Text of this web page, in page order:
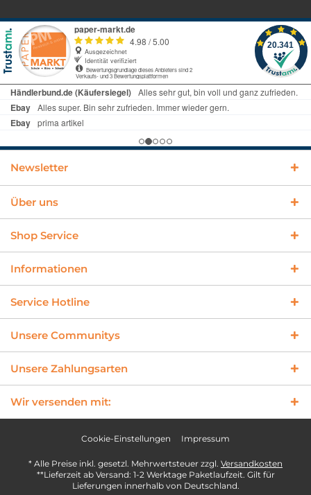
Newsletter
Über uns
Shop Service
Informationen
Service Hotline
Unsere Communitys
Unsere Zahlungsarten
Wir versenden mit:
Cookie-Einstellungen Impressum
* Alle Preise inkl. gesetzl. Mehrwertsteuer zzgl. Versandkosten
**Lieferzeit ab Versand: 1-2 Werktage Paketlaufzeit. Gilt für
Lieferungen innerhalb von Deutschland.